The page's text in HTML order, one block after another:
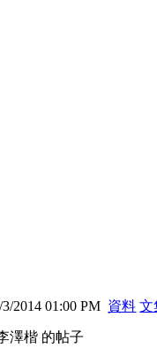
2014 01:00 PM 資料 文
澤楷 的帖子